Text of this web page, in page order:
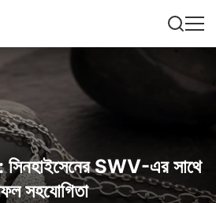
সিনহাইসেনের SWV-এর সাথে
সহযোগিতা